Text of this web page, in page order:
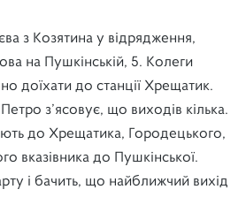
з Козятина у відрядження,
на Пушкінській, 5. Колеги
доїхати до станції Хрещатик.
з’ясовує, що виходів кілька.
до Хрещатика, Городецького,
вказівника до Пушкінської.
і бачить, що найближчий вихід